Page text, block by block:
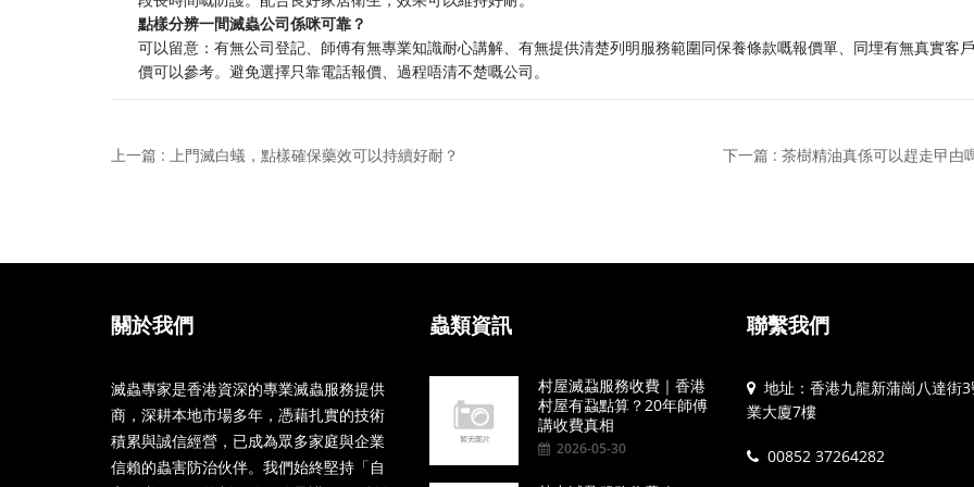
點樣分辨一間滅蟲公司係咪可靠？
可以留意：有無公司登記、師傅有無專業知識耐心講解、有無提供清楚列明服務範圍同保養條款嘅報價單、同埋有無真實客
價可以參考。避免選擇只靠電話報價、過程唔清不楚嘅公司。
上一篇 : 上門滅白蟻，點樣確保藥效可以持續好耐？ 下一篇 : 茶樹精油真係可以趕走曱甴
關於我們
滅蟲專家是香港資深的專業滅蟲服務提供
商，深耕本地市場多年，憑藉扎實的技術
積累與誠信經營，已成為眾多家庭與企業
信賴的蟲害防治伙伴。我們始終堅持「自
蟲類資訊
村屋滅蝨服務收費｜香港
村屋有蝨點算？20年師傅
講收費真相
2026-05-30
聯繫我們
地址：香港九龍新蒲崗八達街
業大廈7樓
00852 37264282